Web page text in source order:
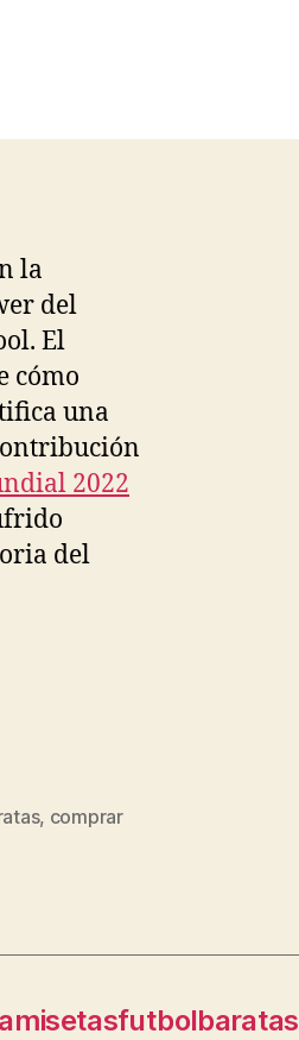
la
del
El
cómo
una
2022
del
, comprar